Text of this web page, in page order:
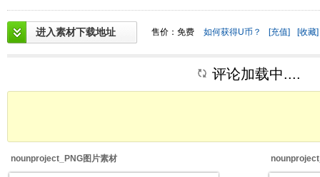
进入素材下载地址 售价：免费 如何获得U币？ [充值] [收藏]
评论加载中....
nounproject_PNG图片素材